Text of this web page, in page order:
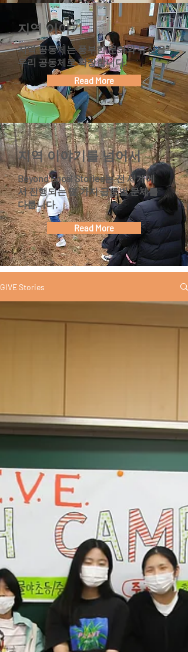
지역 이야기
지역 공동체는 풍부한 문화와 유산을
우리 공동체로 확장합니다.
Read More
지역 이야기를 넘어서
Beyond Local Stories는 전 세계에
서 진행되는 몇 가지 글로벌 문제를
다룹니다.
Read More
GIVE Stories